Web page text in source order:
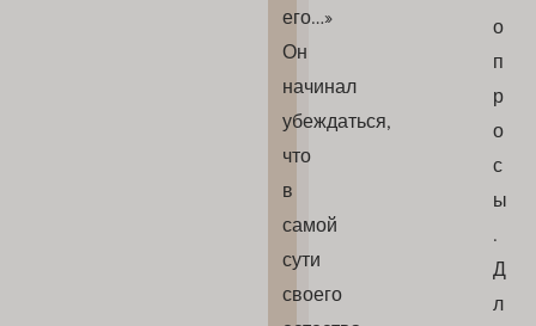
его…»
Он
начинал
убеждаться,
что
в
самой
сути
своего
о
п
р
о
с
ы
.
Д
л